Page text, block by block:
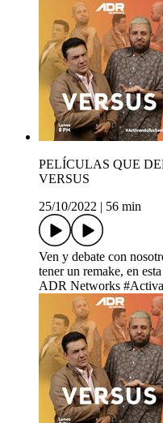
PELÍCULAS QUE
VERSUS
25/10/2022
56 min
Ven y debate con
tener un remake, en
ADR Networks